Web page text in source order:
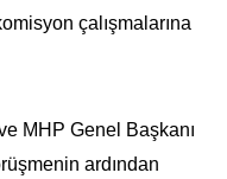
çalışmalarına
MHP Genel Başkanı
ardından